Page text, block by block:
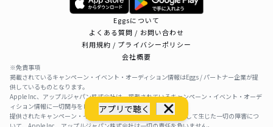
アプリで聴く
Eggsについて
よくある質問 / お問い合わせ
利用規約 / プライバシーポリシー
会社概要
※免責事項
掲載されているキャンペーン・イベント・オーディション情報はEggs / パートナー企業が提
供しているものとなります。
Apple Inc、アップルジャパン株式会社は、掲載されているキャンペーン・イベント・オーデ
ィション情報に一切関与をしておりません。
提供されたキャンペーン・イベント・オーディション情報を利用して生じた一切の障害につ